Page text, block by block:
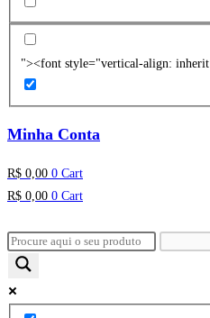
"><font style="vertical-align: inherit
Minha Conta
R$ 0,00 0 Cart
R$ 0,00 0 Cart